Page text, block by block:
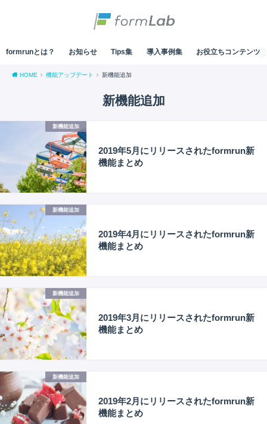
formrunとは？ お知らせ Tips集 導入事例集 お役立ちコンテンツ
HOME 機能アップデート 新機能追加
新機能追加
新機能追加
2019年5月にリリースされたformrun新
機能まとめ
新機能追加
2019年4月にリリースされたformrun新
機能まとめ
新機能追加
2019年3月にリリースされたformrun新
機能まとめ
新機能追加
2019年2月にリリースされたformrun新
機能まとめ